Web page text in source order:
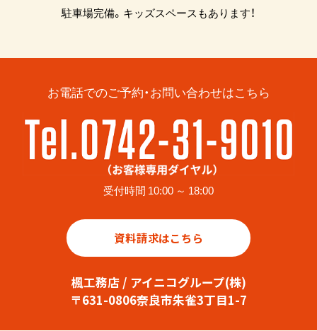
駐車場完備。キッズスペースもあります！
お電話でのご予約・お問い合わせはこちら
受付時間 10:00 ～ 18:00
資料請求はこちら
楓工務店 / アイニコグループ(株)
〒631-0806奈良市朱雀3丁目1-7